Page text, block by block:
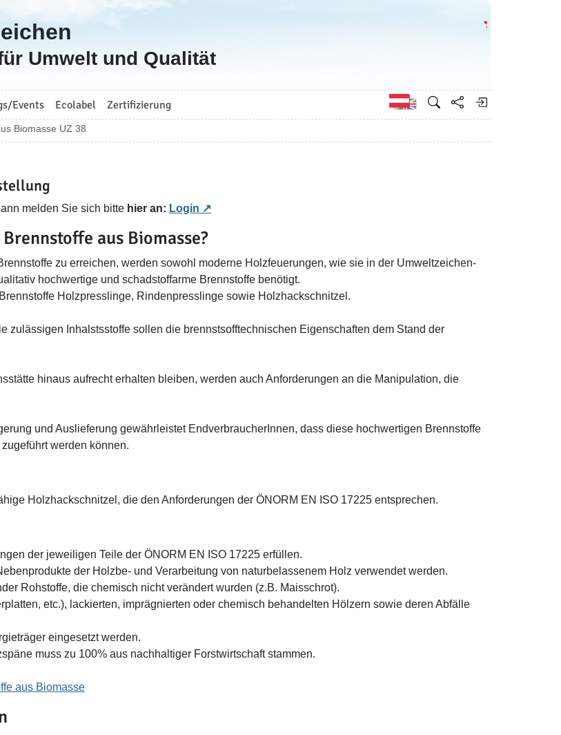
Umwelt und Qualität
Events Ecolabel Zertifizierung Englisch
Biomasse UZ 38
melden Sie sich bitte hier an: Login
aus Biomasse?
zu erreichen, werden sowohl moderne Holzfeuerungen, wie sie in der Umweltzeichen-
hochwertige und schadstoffarme Brennstoffe benötigt.
Holzpresslinge, Rindenpresslinge sowie Holzhackschnitzel.
zulässigen Inhalstsstoffe sollen die brennstsofftechnischen Eigenschaften dem Stand der
hinaus aufrecht erhalten bleiben, werden auch Anforderungen an die Manipulation, die
und Auslieferung gewährleistet EndverbraucherInnen, dass diese hochwertigen Brennstoffe
werden können.
Holzhackschnitzel, die den Anforderungen der ÖNORM EN ISO 17225 entsprechen.
der jeweiligen Teile der ÖNORM EN ISO 17225 erfüllen.
der Holzbe- und Verarbeitung von naturbelassenem Holz verwendet werden.
Rohstoffe, die chemisch nicht verändert wurden (z.B. Maisschrot).
etc.), lackierten, imprägnierten oder chemisch behandelten Hölzern sowie deren Abfälle
eingesetzt werden.
muss zu 100% aus nachhaltiger Forstwirtschaft stammen.
aus Biomasse